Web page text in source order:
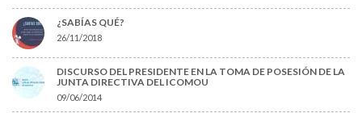
¿SABÍAS QUÉ?
26/11/2018
DISCURSO DEL PRESIDENTE EN LA TOMA DE POSESIÓN DE LA
JUNTA DIRECTIVA DEL ICOMOU
09/06/2014